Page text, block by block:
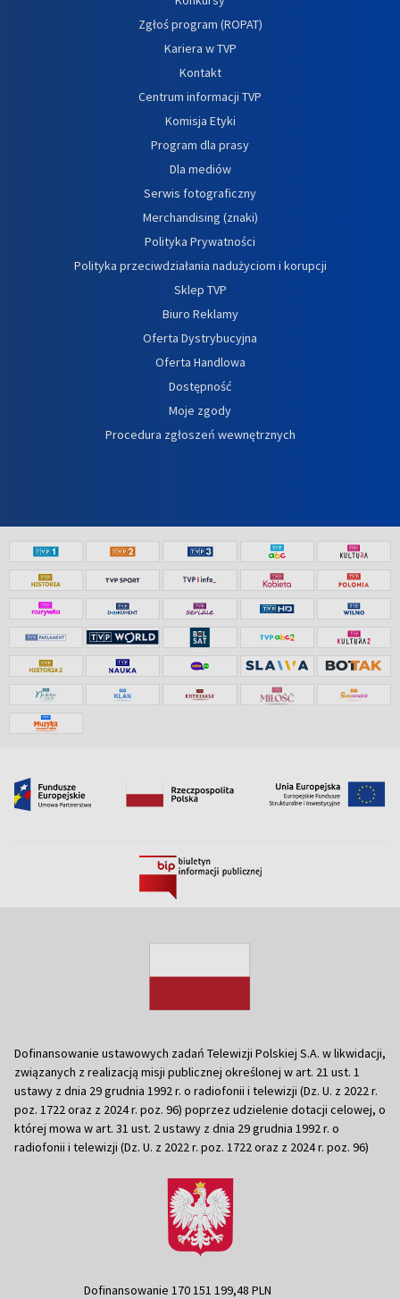
Zgłoś program (ROPAT)
Kariera w TVP
Kontakt
Centrum informacji TVP
Komisja Etyki
Program dla prasy
Dla mediów
Serwis fotograficzny
Merchandising (znaki)
Polityka Prywatności
Polityka przeciwdziałania nadużyciom i korupcji
Sklep TVP
Biuro Reklamy
Oferta Dystrybucyjna
Oferta Handlowa
Dostępność
Moje zgody
Procedura zgłoszeń wewnętrznych
Dofinansowanie ustawowych zadań Telewizji Polskiej S.A. w likwidacji,
związanych z realizacją misji publicznej określonej w art. 21 ust. 1
ustawy z dnia 29 grudnia 1992 r. o radiofonii i telewizji (Dz. U. z 2022 r.
poz. 1722 oraz z 2024 r. poz. 96) poprzez udzielenie dotacji celowej, o
której mowa w art. 31 ust. 2 ustawy z dnia 29 grudnia 1992 r. o
radiofonii i telewizji (Dz. U. z 2022 r. poz. 1722 oraz z 2024 r. poz. 96)
Dofinansowanie 170 151 199,48 PLN